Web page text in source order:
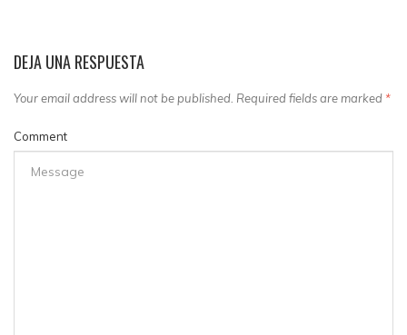
DEJA UNA RESPUESTA
Your email address will not be published. Required fields are marked *
Comment